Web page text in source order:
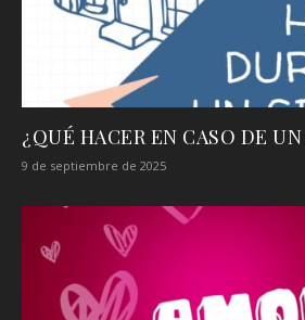
¿QUÉ HACER EN CASO DE
9 de septiembre de 2025